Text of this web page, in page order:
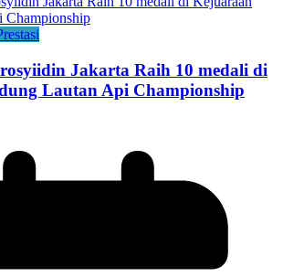
Jakarta Raih 10 medali di
Lautan Api Championship